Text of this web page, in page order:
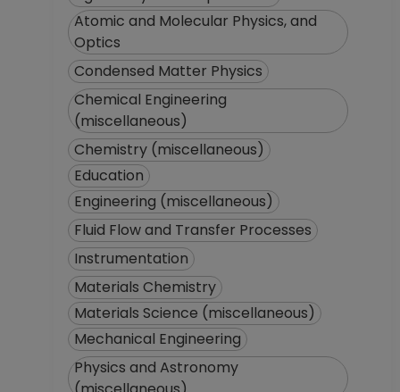
Atomic and Molecular Physics, and
Optics
Condensed Matter Physics
Chemical Engineering
(miscellaneous)
Chemistry (miscellaneous)
Education
Engineering (miscellaneous)
Fluid Flow and Transfer Processes
Instrumentation
Materials Chemistry
Materials Science (miscellaneous)
Mechanical Engineering
Physics and Astronomy